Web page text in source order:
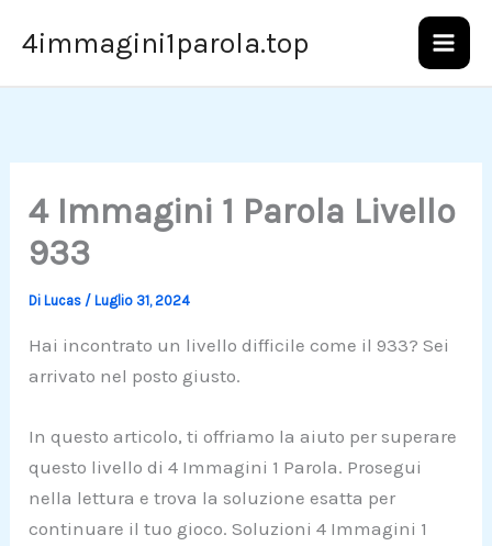
4immagini1parola.top
4 Immagini 1 Parola Livello
933
DiLucas /Luglio 31, 2024
Hai incontrato un livello difficile come il 933? Sei
arrivato nel posto giusto.
In questo articolo, ti offriamo la aiuto per superare
questo livello di 4 Immagini 1 Parola. Prosegui
nella lettura e trova la soluzione esatta per
continuare il tuo gioco. Soluzioni 4 Immagini 1